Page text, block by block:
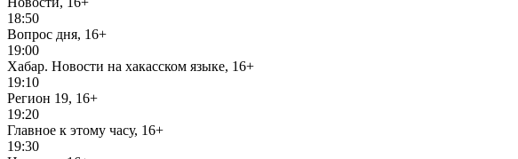
18:50
Вопрос дня, 16+
19:00
Хабар. Новости на хакасском языке, 16+
19:10
Регион 19, 16+
19:20
Главное к этому часу, 16+
19:30